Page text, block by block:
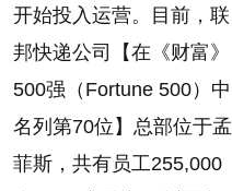
开始投入运营。目前，联
邦快递公司【在《财富》
500强（Fortune 500）中
名列第70位】总部位于孟
菲斯，共有员工255,000